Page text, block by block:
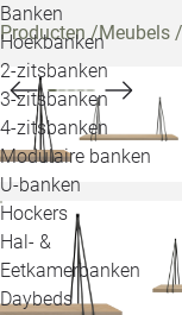
Banken
Hoekbanken
2-zitsbanken
3-zitsbanken
4-zitsbanken
Modulaire banken
U-banken
Hockers
Hal- &
Eetkamerbanken
Daybeds
Producten/Meubels /